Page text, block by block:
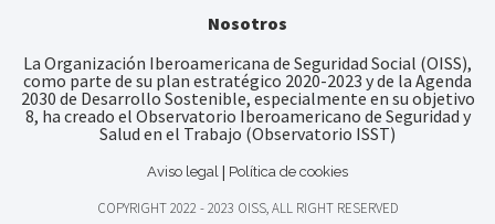
Nosotros
La Organización Iberoamericana de Seguridad Social (OISS),
como parte de su plan estratégico 2020-2023 y de la Agenda
2030 de Desarrollo Sostenible, especialmente en su objetivo
8, ha creado el Observatorio Iberoamericano de Seguridad y
Salud en el Trabajo (Observatorio ISST)
Aviso legal | Política de cookies
COPYRIGHT 2022 - 2023 OISS, ALL RIGHT RESERVED